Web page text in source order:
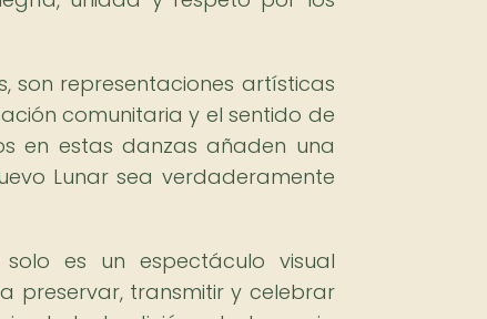
son representaciones artísticas
comunitaria y el sentido de
en estas danzas añaden una
Lunar sea verdaderamente
es un espectáculo visual
preservar, transmitir y celebrar